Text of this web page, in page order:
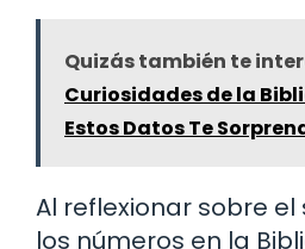
Quizás también te
Curiosidades de la
Estos Datos Te
Al reflexionar sobre
los números en la